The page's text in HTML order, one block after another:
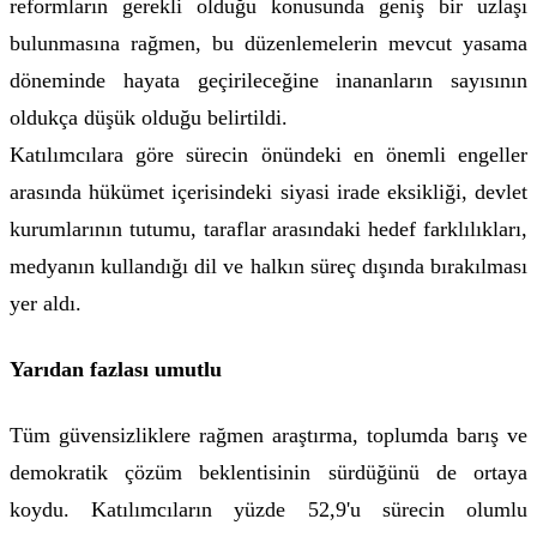
reformların gerekli olduğu konusunda geniş bir uzlaşı
bulunmasına rağmen, bu düzenlemelerin mevcut yasama
döneminde hayata geçirileceğine inananların sayısının
oldukça düşük olduğu belirtildi.
Katılımcılara göre sürecin önündeki en önemli engeller
arasında hükümet içerisindeki siyasi irade eksikliği, devlet
kurumlarının tutumu, taraflar arasındaki hedef farklılıkları,
medyanın kullandığı dil ve halkın süreç dışında bırakılması
yer aldı.
Yarıdan fazlası umutlu
Tüm güvensizliklere rağmen araştırma, toplumda barış ve
demokratik çözüm beklentisinin sürdüğünü de ortaya
koydu. Katılımcıların yüzde 52,9'u sürecin olumlu